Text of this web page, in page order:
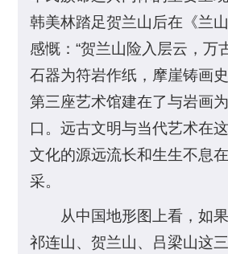
韩美林踏足贺兰山后在《兰
感慨：“贺兰山险入层云，万
石器为符岩作纸，摩崖铸画
第三座艺术馆建在了与岩画
口。远古文明与当代艺术在
文化的源远流长和生生不息
采。
从中国地形图上看，如
祁连山、贺兰山、吕梁山这